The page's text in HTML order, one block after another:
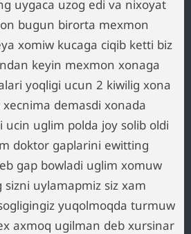
uygaca uzog edi va nixoyat
bugun birorta mexmon
xomiw kucaga ciqib ketti biz
keyin mexmon xonaga
yoqligi ucun 2 kiwilig xona
demasdi xonada
ucin uglim polda joy solib oldi
doktor gaplarini ewitting
gap bowladi uglim xomuw
uylamapmiz siz xam
yuqolmoqda turmuw
axmoq ugilman deb xursinar